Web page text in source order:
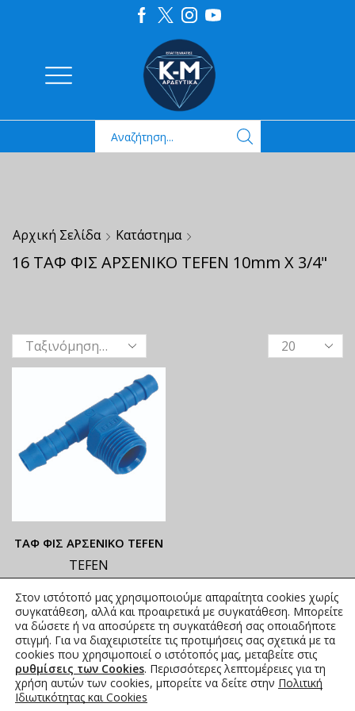
Αρχική Σελίδα Κατάστημα
16 ΤΑΦ ΦΙΣ ΑΡΣΕΝΙΚΟ TEFEN 10mm X 3/4"
ΤΑΦ ΦΙΣ ΑΡΣΕΝΙΚΟ TEFEN
TEFEN
ΑΝΑΓΡΑΦΟΝΤΑΙ ΣΤΟ
ΑΝΗΡΤΗΜΕΝΟ PDF
0,00€ συμπ. Φ.Π.Α.
Στον ιστότοπό μας χρησιμοποιούμε απαραίτητα cookies χωρίς
συγκατάθεση, αλλά και προαιρετικά με συγκατάθεση. Μπορείτε
να δώσετε ή να αποσύρετε τη συγκατάθεσή σας οποιαδήποτε
στιγμή. Για να διαχειριστείτε τις προτιμήσεις σας σχετικά με τα
cookies που χρησιμοποιεί ο ιστότοπός μας, μεταβείτε στις
ρυθμίσεις των Cookies. Περισσότερες λεπτομέρειες για τη
χρήση αυτών των cookies, μπορείτε να δείτε στην Πολιτική
Ιδιωτικότητας και Cookies